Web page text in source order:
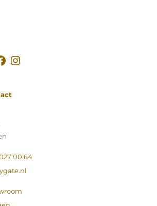
Instagram
00 64